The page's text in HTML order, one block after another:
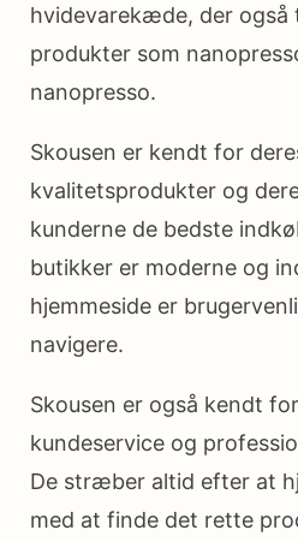
hvidevarekæde, der også
produkter som
nanopresso.
Skousen er kendt for
kvalitetsprodukter og
kunderne de bedste
butikker er moderne og
hjemmeside er
navigere.
Skousen er også kendt
kundeservice og
De stræber altid efter at
med at finde det rette